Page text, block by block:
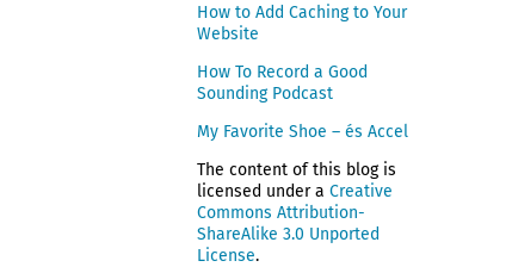
How to Add Caching to Your
Website
How To Record a Good
Sounding Podcast
My Favorite Shoe – és Accel
The content of this blog is
licensed under a Creative
Commons Attribution-
ShareAlike 3.0 Unported
License.